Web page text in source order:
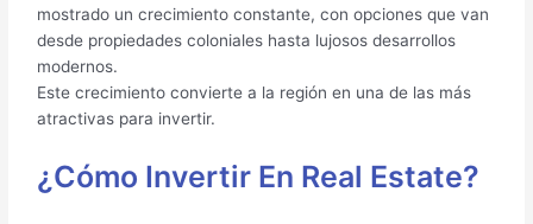
mostrado un crecimiento constante, con opciones que van
desde propiedades coloniales hasta lujosos desarrollos
modernos.
Este crecimiento convierte a la región en una de las más
atractivas para invertir.
¿Cómo Invertir En Real Estate?